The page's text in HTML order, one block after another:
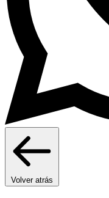
Volver atrás